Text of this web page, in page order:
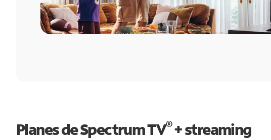
Planes de Spectrum TV®+ streaming